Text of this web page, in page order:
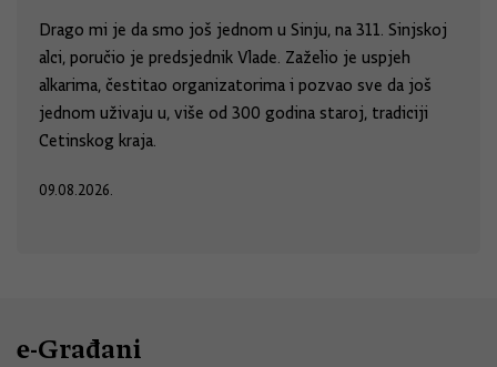
Drago mi je da smo još jednom u Sinju, na 311. Sinjskoj
alci, poručio je predsjednik Vlade. Zaželio je uspjeh
alkarima, čestitao organizatorima i pozvao sve da još
jednom uživaju u, više od 300 godina staroj, tradiciji
Cetinskog kraja.
09.08.2026.
e-Građani